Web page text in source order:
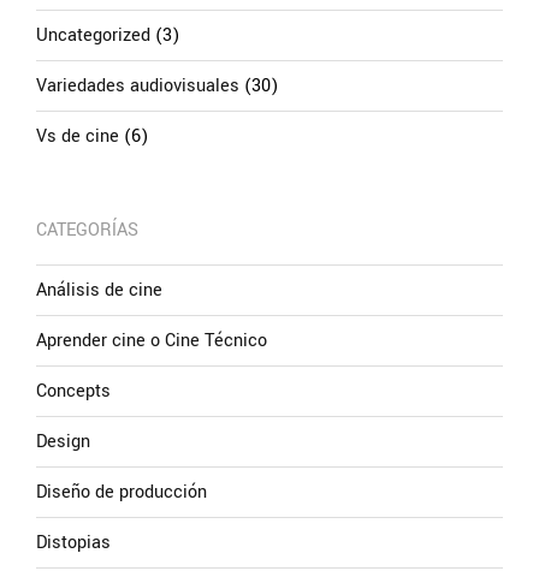
Uncategorized (3)
Variedades audiovisuales (30)
Vs de cine (6)
CATEGORÍAS
Análisis de cine
Aprender cine o Cine Técnico
Concepts
Design
Diseño de producción
Distopias